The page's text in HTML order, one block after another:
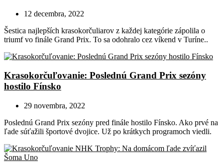
12 decembra, 2022
Šestica najlepších krasokorčuliarov z každej kategórie zápolila o
triumf vo finále Grand Prix. To sa odohralo cez víkend v Turíne..
Krasokorčuľovanie: Poslednú Grand Prix sezóny
hostilo Fínsko
29 novembra, 2022
Poslednú Grand Prix sezóny pred finále hostilo Fínsko. Ako prvé na
ľade súťažili športové dvojice. Už po krátkych programoch viedli.